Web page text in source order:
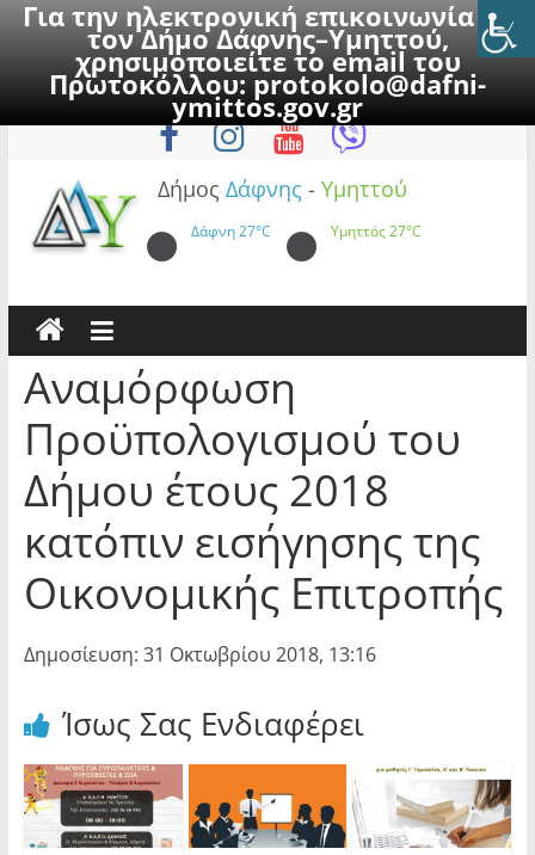
Για την ηλεκτρονική επικοινωνία με
τον Δήμο Δάφνης–Υμηττού,
χρησιμοποιείτε το email του
Πρωτοκόλλου:protokolo@dafni-
ymittos.gov.gr
to
Πέμπτη, 6 Αυγούστου 2026
Δήμος Δάφνης - Υμηττού
Δάφνη27°C Υμηττός27°C
Αναμόρφωση
Προϋπολογισμού του
Δήμου έτους 2018
κατόπιν εισήγησης της
Οικονομικής Επιτροπής
Δημοσίευση: 31 Οκτωβρίου 2018, 13:16
Ίσως Σας Ενδιαφέρει